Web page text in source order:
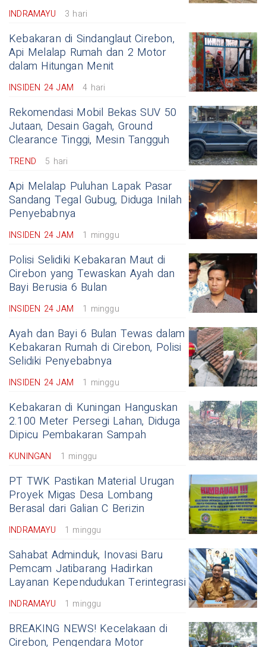
INDRAMAYU 3 hari
Kebakaran di Sindanglaut Cirebon,
Api Melalap Rumah dan 2 Motor
dalam Hitungan Menit
INSIDEN 24 JAM 4 hari
Rekomendasi Mobil Bekas SUV 50
Jutaan, Desain Gagah, Ground
Clearance Tinggi, Mesin Tangguh
TREND 5 hari
Api Melalap Puluhan Lapak Pasar
Sandang Tegal Gubug, Diduga Inilah
Penyebabnya
INSIDEN 24 JAM 1 minggu
Polisi Selidiki Kebakaran Maut di
Cirebon yang Tewaskan Ayah dan
Bayi Berusia 6 Bulan
INSIDEN 24 JAM 1 minggu
Ayah dan Bayi 6 Bulan Tewas dalam
Kebakaran Rumah di Cirebon, Polisi
Selidiki Penyebabnya
INSIDEN 24 JAM 1 minggu
Kebakaran di Kuningan Hanguskan
2.100 Meter Persegi Lahan, Diduga
Dipicu Pembakaran Sampah
KUNINGAN 1 minggu
PT TWK Pastikan Material Urugan
Proyek Migas Desa Lombang
Berasal dari Galian C Berizin
INDRAMAYU 1 minggu
Sahabat Adminduk, Inovasi Baru
Pemcam Jatibarang Hadirkan
Layanan Kependudukan Terintegrasi
INDRAMAYU 1 minggu
BREAKING NEWS! Kecelakaan di
Cirebon, Pengendara Motor